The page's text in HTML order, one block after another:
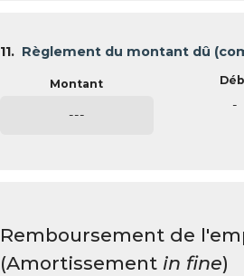
11. Règlement du montant dû
---
-
Remboursement de
(Amortissement in fine)